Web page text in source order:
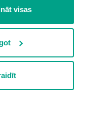
visas
plkst.